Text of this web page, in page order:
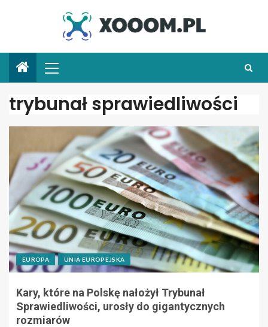
trybunał sprawiedliwości
EUROPA UNIA EUROPEJSKA
Kary, które na Polskę nałożył Trybunał
Sprawiedliwości, urosły do gigantycznych
rozmiarów